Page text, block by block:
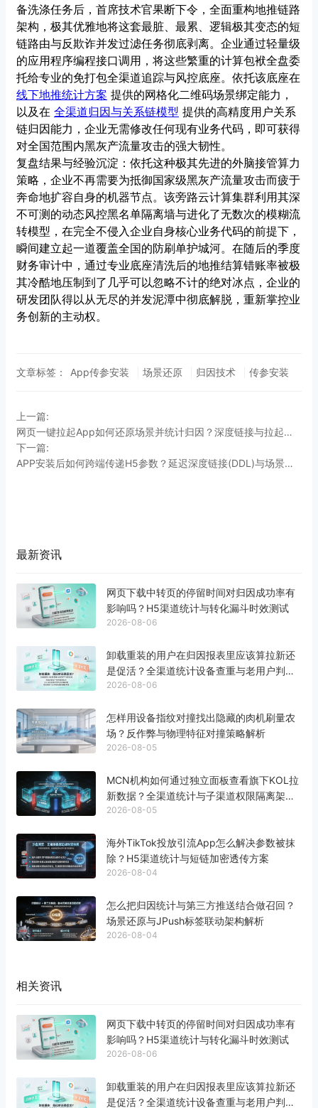
备洗涤任务后，首席技术官果断下令，全面重构地推链路
架构，极其优雅地将这套最脏、最累、逻辑极其变态的短
链路由与反欺诈并发过滤任务彻底剥离。企业通过轻量级
的应用程序编程接口调用，将这些繁重的计算包袱全盘委
托给专业的免打包全渠道追踪与风控底座。依托该底座在
线下地推统计方案 提供的网格化二维码场景绑定能力，
以及在 全渠道归因与关系链模型 提供的高精度用户关系
链归因能力，企业无需修改任何现有业务代码，即可获得
对全国范围内黑灰产流量攻击的强大韧性。
复盘结果与经验沉淀：依托这种极其先进的外脑接管算力
策略，企业不再需要为抵御国家级黑灰产流量攻击而疲于
奔命地扩容自身的机器节点。该旁路云计算集群利用其深
不可测的动态风控黑名单隔离墙与进化了无数次的模糊流
转模型，在完全不侵入企业自身核心业务代码的前提下，
瞬间建立起一道覆盖全国的防刷单护城河。在随后的季度
财务审计中，通过专业底座清洗后的地推结算错账率被极
其冷酷地压制到了几乎可以忽略不计的绝对冰点，企业的
研发团队得以从无尽的并发泥潭中彻底解脱，重新掌控业
务创新的主动权。
文章标签： App传参安装 场景还原 归因技术 传参安装
上一篇:
网页一键拉起App如何还原场景并统计归因？深度链接与拉起网关架构实战指南
下一篇:
APP安装后如何跨端传递H5参数？延迟深度链接(DDL)与场景还原底层架构指南
最新资讯
网页下载中转页的停留时间对归因成功率有
影响吗？H5渠道统计与转化漏斗时效测试
2026-08-06
卸载重装的用户在归因报表里应该算拉新还
是促活？全渠道统计设备查重与老用户判定
标准
2026-08-06
怎样用设备指纹对撞找出隐藏的肉机刷量农
场？反作弊与物理特征对撞策略解析
2026-08-05
MCN机构如何通过独立面板查看旗下KOL拉
新数据？全渠道统计与子渠道权限隔离架构
解析
2026-08-05
海外TikTok投放引流App怎么解决参数被抹
除？H5渠道统计与短链加密透传方案
2026-08-04
怎么把归因统计与第三方推送结合做召回？
场景还原与JPush标签联动架构解析
2026-08-04
相关资讯
网页下载中转页的停留时间对归因成功率有
影响吗？H5渠道统计与转化漏斗时效测试
2026-08-06
卸载重装的用户在归因报表里应该算拉新还
是促活？全渠道统计设备查重与老用户判定